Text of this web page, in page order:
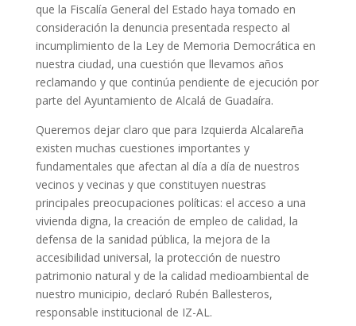
que la Fiscalía General del Estado haya tomado en
consideración la denuncia presentada respecto al
incumplimiento de la Ley de Memoria Democrática en
nuestra ciudad, una cuestión que llevamos años
reclamando y que continúa pendiente de ejecución por
parte del Ayuntamiento de Alcalá de Guadaíra.
Queremos dejar claro que para Izquierda Alcalareña
existen muchas cuestiones importantes y
fundamentales que afectan al día a día de nuestros
vecinos y vecinas y que constituyen nuestras
principales preocupaciones políticas: el acceso a una
vivienda digna, la creación de empleo de calidad, la
defensa de la sanidad pública, la mejora de la
accesibilidad universal, la protección de nuestro
patrimonio natural y de la calidad medioambiental de
nuestro municipio, declaró Rubén Ballesteros,
responsable institucional de IZ-AL.